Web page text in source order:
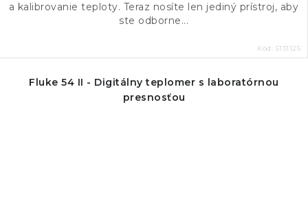
a kalibrovanie teploty. Teraz nosíte len jediný prístroj, aby
ste odborne...
Kód: 5131125
Fluke 54 II - Digitálny teplomer s laboratórnou
presnosťou